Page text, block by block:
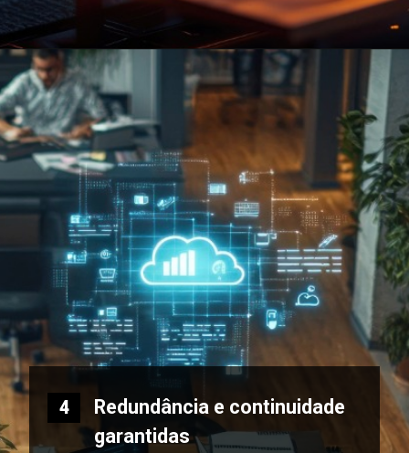
Redundância e continuidade
garantidas
4